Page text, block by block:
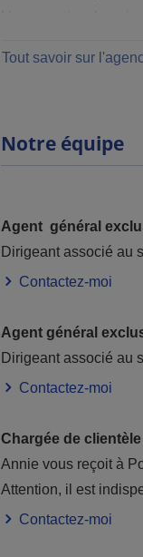
Tout savoir sur
Notre équipe
Agent général
Dirigeant associé au
Contactez-moi
Agent général
Dirigeant associé au
Contactez-moi
Chargée de
Annie vous reçoit à
Attention, il est
Contactez-moi